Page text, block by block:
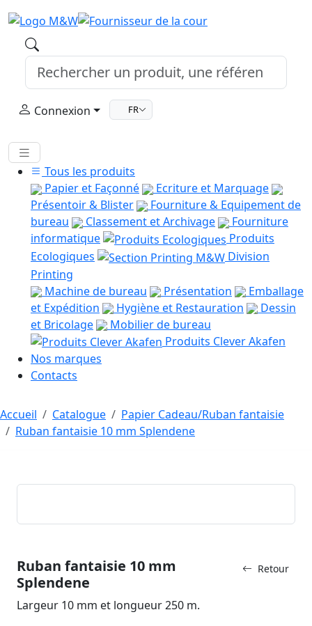
Connexion FR
Tous les produits
Papier et Façonné
Ecriture et Marquage
Présentoir & Blister
Fourniture & Equipement de
bureau
Classement et Archivage
Fourniture
informatique
Produits
Ecologiques
Division
Printing
Machine de bureau
Présentation
Emballage
et Expédition
Hygiène et Restauration
Dessin
et Bricolage
Mobilier de bureau
Produits Clever Akafen
Nos marques
Contacts
Accueil Catalogue
Papier Cadeau/Ruban fantaisie
Ruban fantaisie 10 mm Splendene
Retour
Ruban fantaisie 10 mm
Splendene
Largeur 10 mm et longueur 250 m.